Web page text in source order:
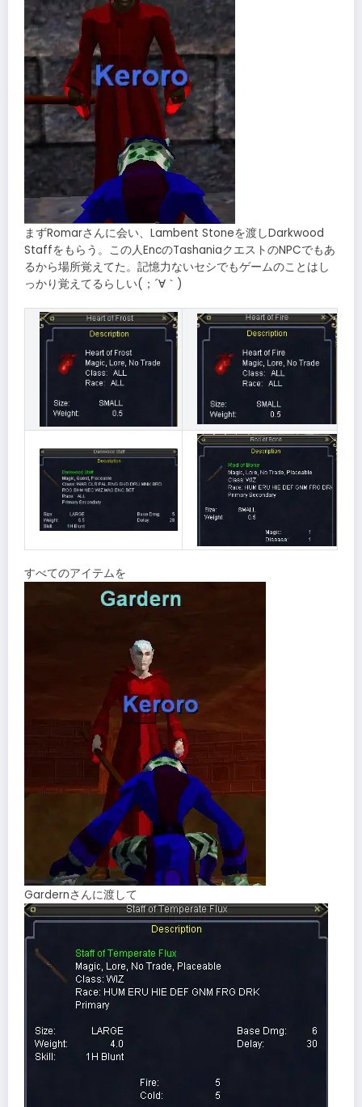
まずRomarさんに会い、Lambent Stoneを渡しDarkwood
Staffをもらう。この人EncのTashaniaクエストのNPCでもあ
るから場所覚えてた。記憶力ないセシでもゲームのことはし
っかり覚えてるらしい(；´∀｀)
すべてのアイテムを
Gardernさんに渡して